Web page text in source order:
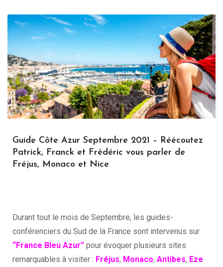
Guide Côte Azur Septembre 2021 – Réécoutez
Patrick, Franck et Frédéric vous parler de
Fréjus, Monaco et Nice
Durant tout le mois de Septembre, les guides-
conférenciers du Sud de la France sont intervenus sur
“France Bleu Azur” pour évoquer plusieurs sites
remarquables à visiter : Fréjus, Monaco, Antibes, Eze